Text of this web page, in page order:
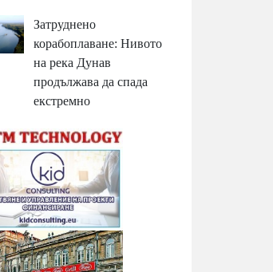
Затруднено
корабоплаване: Нивото
на река Дунав
продължава да спада
екстремно